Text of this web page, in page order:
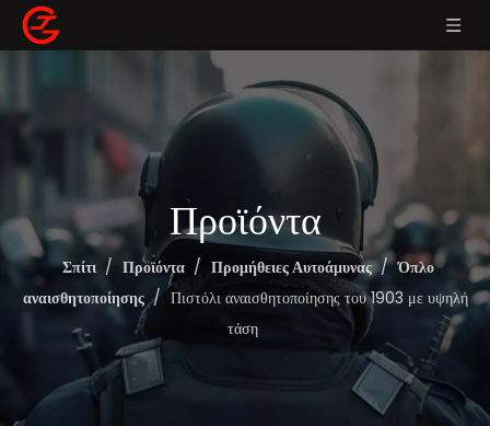
Προϊόντα
Σπίτι / Προϊόντα / Προμήθειες Αυτοάμυνας / Όπλο
αναισθητοποίησης / Πιστόλι αναισθητοποίησης του 1903 με υψηλή
τάση